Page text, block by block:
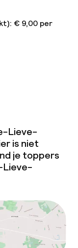
(minder
€ 9,00 per
Lieve-
is niet
je toppers
Lieve-